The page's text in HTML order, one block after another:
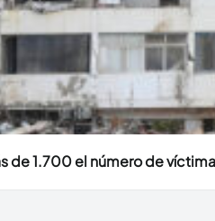
de 1.700 el número de